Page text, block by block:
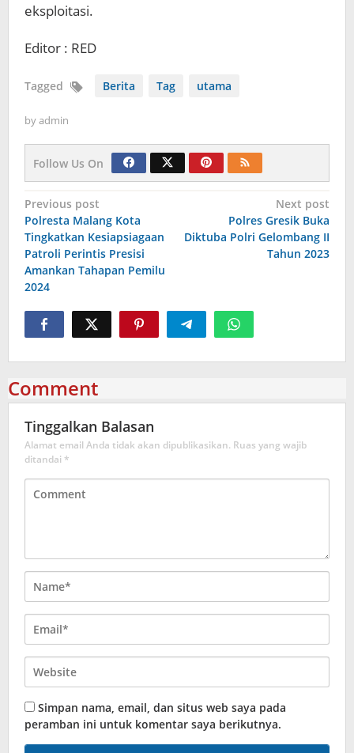
eksploitasi.
Editor : RED
Tagged Berita Tag utama
byadmin
Follow Us On
Navigasi
pos
Previous post
Polresta Malang Kota
Tingkatkan Kesiapsiagaan
Patroli Perintis Presisi
Amankan Tahapan Pemilu
2024
Next post
Polres Gresik Buka
Diktuba Polri Gelombang II
Tahun 2023
Comment
Tinggalkan Balasan
Alamat email Anda tidak akan dipublikasikan. Ruas yang wajib
ditandai *
Simpan nama, email, dan situs web saya pada
peramban ini untuk komentar saya berikutnya.